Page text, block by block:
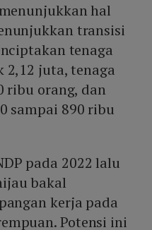
hal
transisi
tenaga
2,12 juta, tenaga
ribu orang, dan
sampai 890 ribu
pada 2022 lalu
bakal
kerja pada
Potensi ini